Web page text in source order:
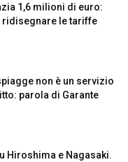
1,6 milioni di euro:
ridisegnare le tariffe
non è un servizio
parola di Garante
Hiroshima e Nagasaki.